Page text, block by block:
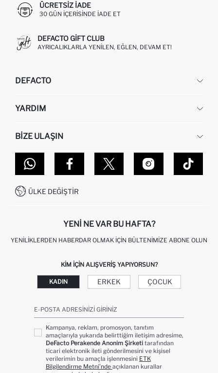
ÜCRETSIZ IADE
30 GÜN IÇERISINDE IADE ET
DEFACTO GIFT CLUB
AYRICALIKLARLA YENILEN, EĞLEN, DEVAM ET!
DEFACTO
HAKKIMIZDA
KURUMSAL SATIŞ
DEFACTO TEKNOLOJI
SITEMAP
YARDIM
SIPARIŞIMI NASIL TAKIP EDERIM?
NASIL İADE EDERIM?
GIFT CLUB SIKÇA SORULAN SORULAR
İŞLEM REHBERI
KAMPANYALAR
BIZE ULAŞIN
MAĞAZALARIMIZ
İLETIŞIM FORMU
0850 333 22 86
ÜLKE DEĞIŞTIR
YENI NE VAR BU HAFTA?
YENILIKLERDEN HABERDAR OLMAK İÇIN BÜLTENIMIZE ABONE OLUN
KIM IÇIN ALIŞVERIŞ YAPIYORSUN?
KADIN ERKEK ÇOCUK
E-POSTA ADRESINIZI GIRINIZ
Kampanya, reklam, promosyon, tanıtım
amaçlarıyla yukarıda belirttiğim iletişim adresime,
DeFacto Perakende Anonim Şirketi tarafından
ticari elektronik ileti gönderilmesini ve kişisel
verilerimin bu amaçla işlenmesini ETK
Bilgilendirme Metni’nde açıklanan kurallar